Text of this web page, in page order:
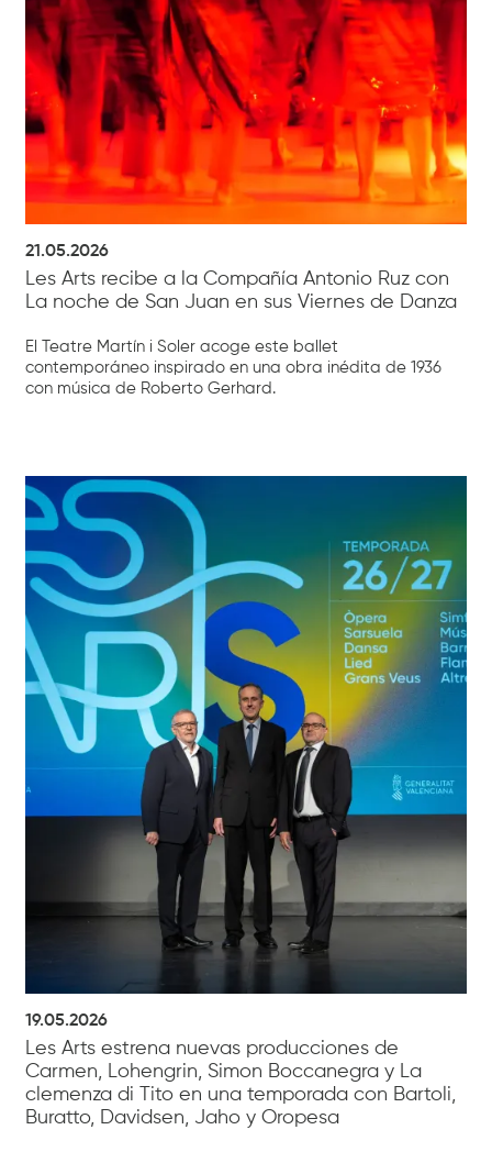
21.05.2026
Les Arts recibe a la Compañía Antonio Ruz con
La noche de San Juan en sus Viernes de Danza
El Teatre Martín i Soler acoge este ballet
contemporáneo inspirado en una obra inédita de 1936
con música de Roberto Gerhard.
19.05.2026
Les Arts estrena nuevas producciones de
Carmen, Lohengrin, Simon Boccanegra y La
clemenza di Tito en una temporada con Bartoli,
Buratto, Davidsen, Jaho y Oropesa